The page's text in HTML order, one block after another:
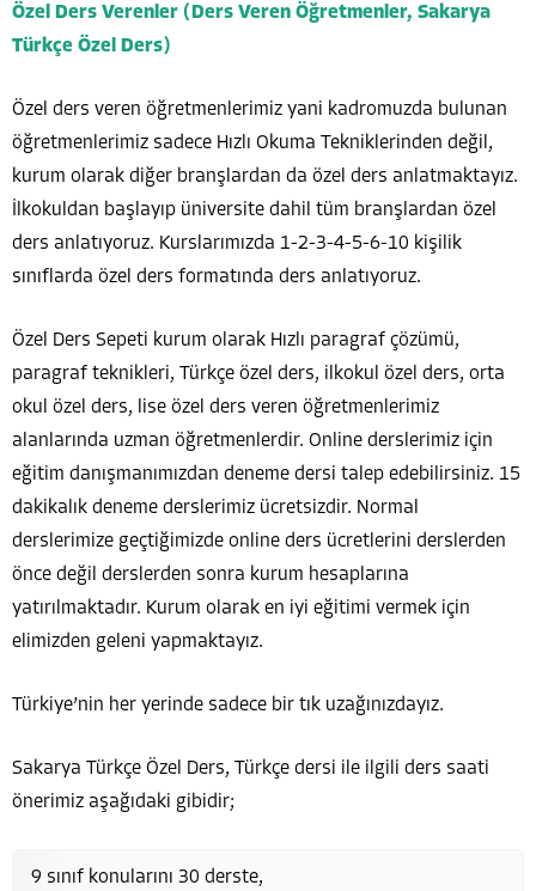
Özel Ders Verenler (Ders Veren Öğretmenler, Sakarya
Türkçe Özel Ders)
Özel ders veren öğretmenlerimiz yani kadromuzda bulunan
öğretmenlerimiz sadece Hızlı Okuma Tekniklerinden değil,
kurum olarak diğer branşlardan da özel ders anlatmaktayız.
İlkokuldan başlayıp üniversite dahil tüm branşlardan özel
ders anlatıyoruz. Kurslarımızda 1-2-3-4-5-6-10 kişilik
sınıflarda özel ders formatında ders anlatıyoruz.
Özel Ders Sepeti kurum olarak Hızlı paragraf çözümü,
paragraf teknikleri, Türkçe özel ders, ilkokul özel ders, orta
okul özel ders, lise özel ders veren öğretmenlerimiz
alanlarında uzman öğretmenlerdir. Online derslerimiz için
eğitim danışmanımızdan deneme dersi talep edebilirsiniz. 15
dakikalık deneme derslerimiz ücretsizdir. Normal
derslerimize geçtiğimizde online ders ücretlerini derslerden
önce değil derslerden sonra kurum hesaplarına
yatırılmaktadır. Kurum olarak en iyi eğitimi vermek için
elimizden geleni yapmaktayız.
Türkiye’nin her yerinde sadece bir tık uzağınızdayız.
Sakarya Türkçe Özel Ders, Türkçe dersi ile ilgili ders saati
önerimiz aşağıdaki gibidir;
9 sınıf konularını 30 derste,